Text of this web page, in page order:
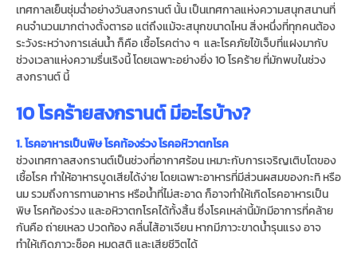
เทศกาลเย็นชุ่มฉ่ำอย่างวันสงกรานต์ นั้น เป็นเทศกาลแห่งความสนุกสนานที่
คนจำนวนมากต่างตั้งตารอ แต่ถึงแม้จะสนุกขนาดไหน สิ่งหนึ่งที่ทุกคนต้อง
ระวังระหว่างการเล่นน้ำ ก็คือ เชื้อโรคต่าง ๆ และโรคภัยไข้เจ็บที่แฝงมากับ
ช่วงเวลาแห่งความรื่นเริงนี้ โดยเฉพาะอย่างยิ่ง 10 โรคร้าย ที่มักพบในช่วง
สงกรานต์ นี้
10 โรคร้ายสงกรานต์ มีอะไรบ้าง?
1. โรคอาหารเป็นพิษ โรคท้องร่วง โรคอหิวาตกโรค
ช่วงเทศกาลสงกรานต์เป็นช่วงที่อากาศร้อน เหมาะกับการเจริญเติบโตของ
เชื้อโรค ทำให้อาหารบูดเสียได้ง่าย โดยเฉพาะอาหารที่มีส่วนผสมของกะทิ หรือ
นม รวมถึงการทานอาหาร หรือน้ำที่ไม่สะอาด ก็อาจทำให้เกิดโรคอาหารเป็น
พิษ โรคท้องร่วง และอหิวาตกโรคได้ทั้งสิ้น ซึ่งโรคเหล่านี้มักมีอาการที่คล้าย
กันคือ ถ่ายเหลว ปวดท้อง คลื่นไส้อาเจียน หากมีภาวะขาดน้ำรุนแรง อาจ
ทำให้เกิดภาวะช็อค หมดสติ และเสียชีวิตได้